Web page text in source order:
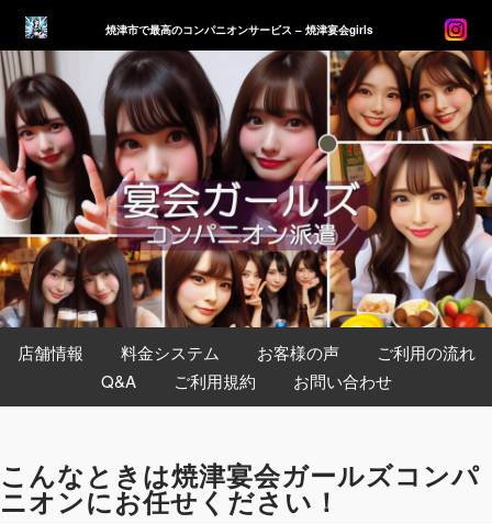
焼津市で最高のコンパニオンサービス – 焼津宴会girls
店舗情報 料金システム お客様の声
ご利用の流れ
Q&A
ご利用規約 お問い合わせ
こんなときは焼津宴会ガールズコンパ
ニオンにお任せください！